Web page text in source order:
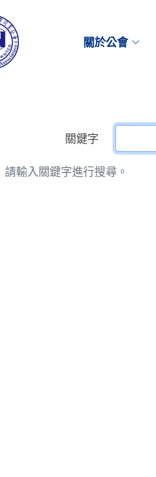
關於公會
關鍵字
請輸入關鍵字進行搜尋。